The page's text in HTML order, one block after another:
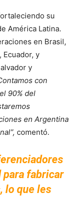
su
América Latina.
en Brasil,
Ecuador, y
y
con
90% del
en Argentina
comentó.
para fabricar
lo que les